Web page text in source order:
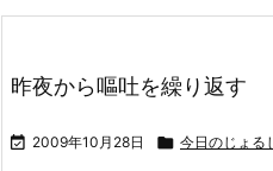
昨夜から嘔吐を繰り返す
 2009年10月28日  今日のじょる